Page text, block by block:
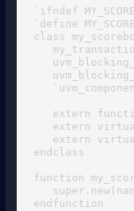
`ifndef
`define
class
extern
extern
extern
endclass
function
endfunction